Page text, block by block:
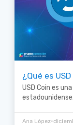
¿Qué es
USD Coin es
estadounidense.
Ana López•